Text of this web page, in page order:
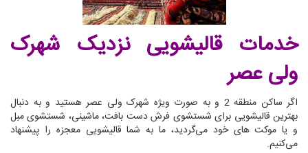
خدمات قالیشویی نزدیک شهرک
ولی عصر
اگر ساکن منطقه 2 و به صورت ویژه شهرک ولی عصر هستید و به دنبال
بهترین قالیشویی برای شستشوی فرش دست بافت، ماشینی، شستشوی مبل
و یا موکت های خود می‌گردید، ما به شما قالیشویی معجزه را پیشنهاد
می‌کنیم.